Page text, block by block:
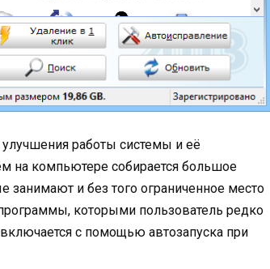
работы системы и её
на компьютере собирается большое
и без того ограниченное место
которыми пользователь редко
с помощью автозапуска при